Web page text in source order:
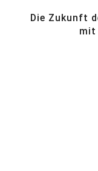
Die Zukunft
mit